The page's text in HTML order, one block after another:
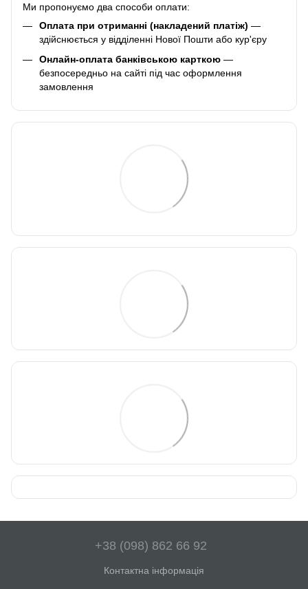
Ми пропонуємо два способи оплати:
Оплата при отриманні (накладений платіж) —
здійснюється у відділенні Нової Пошти або кур'єру
Онлайн-оплата банківською карткою —
безпосередньо на сайті під час оформлення
замовлення
+38 (098) 862 66 92
Контактна інформація